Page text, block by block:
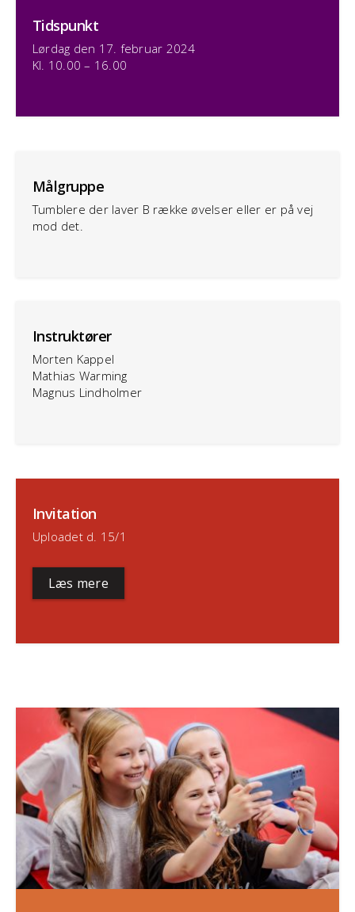
Tidspunkt
Lørdag den 17. februar 2024
Kl. 10.00 – 16.00
Målgruppe
Tumblere der laver B række øvelser eller er på vej
mod det.
Instruktører
Morten Kappel
Mathias Warming
Magnus Lindholmer
Invitation
Uploadet d. 15/1
Læs mere